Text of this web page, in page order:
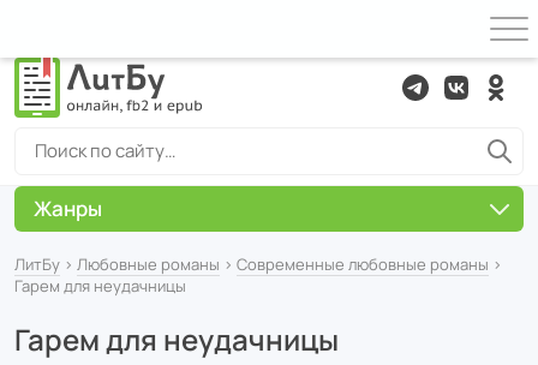
ЛитБу › Любовные романы › Современные любовные романы ›
Гарем для неудачницы
Гарем для неудачницы
Жанры